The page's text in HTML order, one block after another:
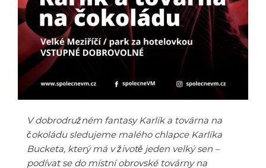
V dobrodružném fantasy Karlík a továrna na
čokoládu sledujeme malého chlapce Karlíka
Bucketa, který má v životě jeden velký sen –
podívat se do místní obrovské továrny na